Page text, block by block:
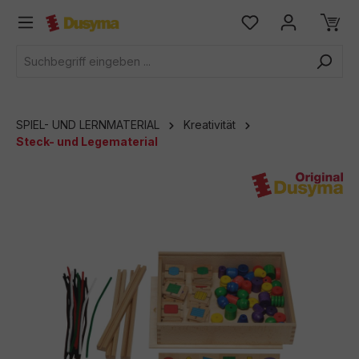
springen
SPIEL- UND LERNMATERIAL
Kreativität
Steck- und Legematerial